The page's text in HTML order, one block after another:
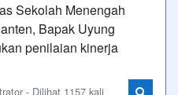
Sekolah Menengah
Bapak Uyung
penilaian kinerja
- Dilihat 1157 kali